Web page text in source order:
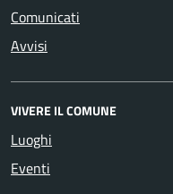
Comunicati
Avvisi
VIVERE IL COMUNE
Luoghi
Eventi